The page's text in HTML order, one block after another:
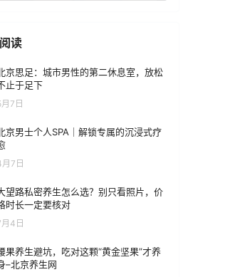
读
京思足：城市男性的第二休息室，放松
止于足下
7日
京男士个人SPA｜解锁专属的沉浸式疗
月7日
望路私密养生怎么选？别只看照片，价
时长一定要核对
月4日
果养生避坑，吃对这颗“黄金坚果”才养
–北京养生网